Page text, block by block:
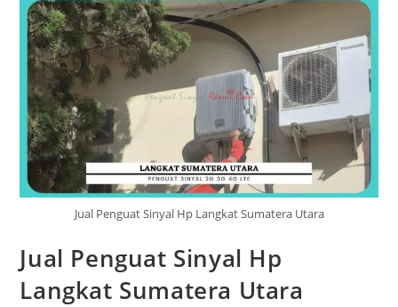
Jual Penguat Sinyal Hp Langkat Sumatera Utara
Jual Penguat Sinyal Hp
Langkat Sumatera Utara